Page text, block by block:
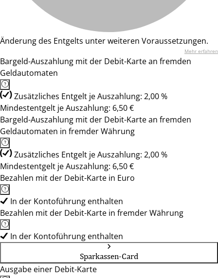
Änderung des Entgelts unter weiteren Voraussetzungen.
Mehr erfahren
Bargeld-Auszahlung mit der Debit-Karte an fremden
Geldautomaten
Zusätzliches Entgelt je Auszahlung: 2,00 %
Mindestentgelt je Auszahlung: 6,50 €
Bargeld-Auszahlung mit der Debit-Karte an fremden
Geldautomaten in fremder Währung
Zusätzliches Entgelt je Auszahlung: 2,00 %
Mindestentgelt je Auszahlung: 6,50 €
Bezahlen mit der Debit-Karte in Euro
In der Kontoführung enthalten
Bezahlen mit der Debit-Karte in fremder Währung
In der Kontoführung enthalten
Sparkassen-Card
Ausgabe einer Debit-Karte